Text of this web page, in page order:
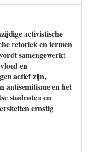
activistische
retoriek en termen
samengewerkt
en
actief zijn,
antisemitisme en het
studenten en
ernstig